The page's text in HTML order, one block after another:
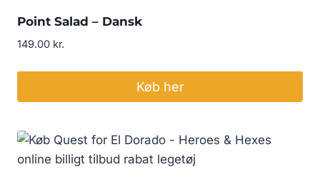
Point Salad – Dansk
149.00 kr.
Køb her